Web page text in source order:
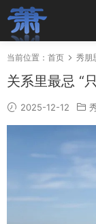
当前位置： 首页 秀朋
关系里最忌 “
2025-12-12